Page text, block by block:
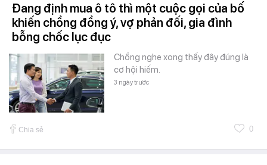
Đang định mua ô tô thì một cuộc gọi của bố
khiến chồng đồng ý, vợ phản đối, gia đình
bỗng chốc lục đục
Chồng nghe xong thấy đây đúng là
cơ hội hiếm.
3 ngày trước
Chia sẻ 0